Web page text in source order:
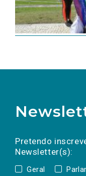
Pretendo
Newsletter(s):
Geral
a(s)
mail